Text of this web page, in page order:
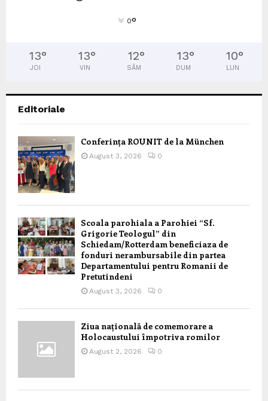
0°
13°
JOI
13°
VIN
12°
SÂM
13°
DUM
10°
LUN
Editoriale
Conferința ROUNIT de la München
August 3, 2026 0
Scoala parohiala a Parohiei “Sf.
Grigorie Teologul” din
Schiedam/Rotterdam beneficiaza de
fonduri nerambursabile din partea
Departamentului pentru Romanii de
Pretutindeni
August 3, 2026 0
Ziua națională de comemorare a
Holocaustului împotriva romilor
August 2, 2026 0